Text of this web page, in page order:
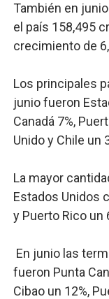
También en
el país 158,495
crecimiento de
Los principales
junio fueron
Canadá 7%,
Unido y Chile un
La mayor
Estados Unidos
y Puerto Rico un
En junio las
fueron Punta
Cibao un 12%,